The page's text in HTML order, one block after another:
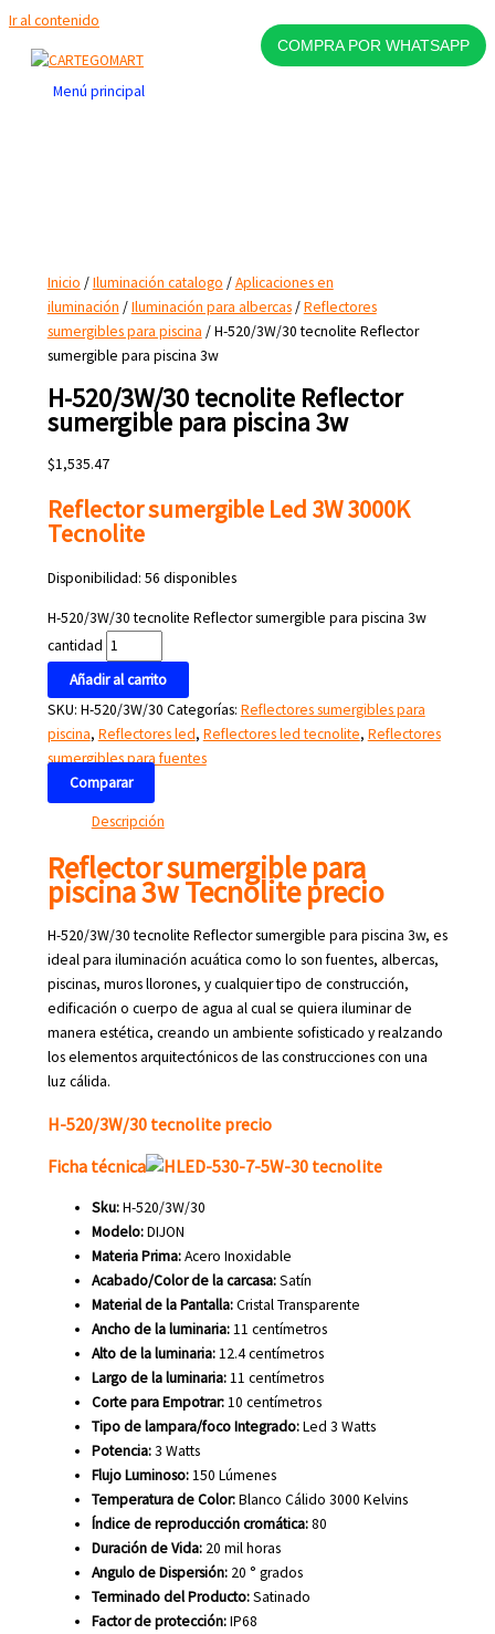
COMPRA POR WHATSAPP
Ir al contenido
Menú principal
Inicio /Iluminación catalogo /Aplicaciones en
iluminación /Iluminación para albercas/Reflectores
sumergibles para piscina / H-520/3W/30 tecnolite Reflector
sumergible para piscina 3w
H-520/3W/30 tecnolite Reflector
sumergible para piscina 3w
$1,535.47
Reflector sumergible Led 3W 3000K
Tecnolite
Disponibilidad: 56 disponibles
H-520/3W/30 tecnolite Reflector sumergible para piscina 3w
cantidad
Añadir al carrito
SKU: H-520/3W/30 Categorías: Reflectores sumergibles para
piscina, Reflectores led, Reflectores led tecnolite, Reflectores
sumergibles para fuentes
Comparar
Descripción
Reflector sumergible para
piscina 3w Tecnolite precio
H-520/3W/30 tecnolite Reflector sumergible para piscina 3w, es
ideal para iluminación acuática como lo son fuentes, albercas,
piscinas, muros llorones, y cualquier tipo de construcción,
edificación o cuerpo de agua al cual se quiera iluminar de
manera estética, creando un ambiente sofisticado y realzando
los elementos arquitectónicos de las construcciones con una
luz cálida.
H-520/3W/30 tecnolite precio
Ficha técnica
Sku:H-520/3W/30
Modelo:DIJON
Materia Prima:Acero Inoxidable
Acabado/Color de la carcasa:Satín
Material de la Pantalla:Cristal Transparente
Ancho de la luminaria:11 centímetros
Alto de la luminaria:12.4 centímetros
Largo de la luminaria:11 centímetros
Corte para Empotrar:10 centímetros
Tipo de lampara/focoIntegrado:Led 3 Watts
Potencia:3 Watts
Flujo Luminoso:150 Lúmenes
Temperatura de Color:Blanco Cálido 3000 Kelvins
Índice de reproducción cromática:80
Duración de Vida: 20 mil horas
Angulo de Dispersión: 20 ° grados
Terminado del Producto:Satinado
Factor de protección:IP68